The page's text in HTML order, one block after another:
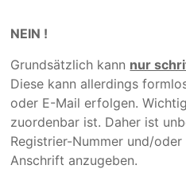
NEIN !
Grundsätzlich kann nur
Diese kann allerdings
oder E-Mail erfolgen.
zuordenbar ist. Daher ist
Registrier-Nummer und/
Anschrift anzugeben.